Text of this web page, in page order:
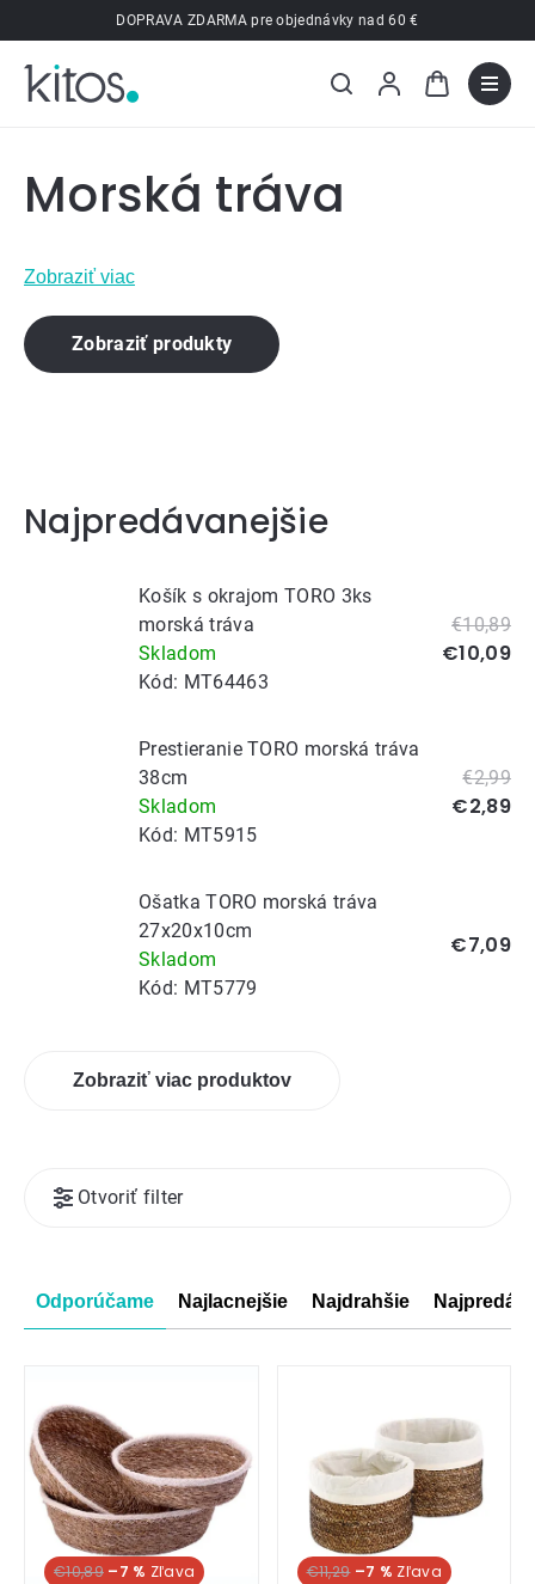
na
obsah
DOPRAVA ZDARMA pre objednávky nad 60 €
Morská tráva
Zobraziť viac
Zobraziť produkty
Najpredávanejšie
Košík s okrajom TORO 3ks
morská tráva
Skladom
Kód: MT64463
€10,89
€10,09
Prestieranie TORO morská tráva
38cm
Skladom
Kód: MT5915
€2,99
€2,89
Ošatka TORO morská tráva
27x20x10cm
Skladom
Kód: MT5779
€7,09
Zobraziť viac produktov
Radenie
produktov
Odporúčame Najlacnejšie Najdrahšie
Otvoriť filter
Výpis
€10,89 –7 % €11,29 –7 %